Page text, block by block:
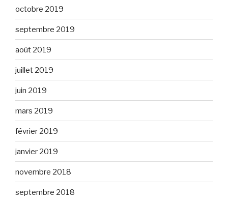
octobre 2019
septembre 2019
août 2019
juillet 2019
juin 2019
mars 2019
février 2019
janvier 2019
novembre 2018
septembre 2018